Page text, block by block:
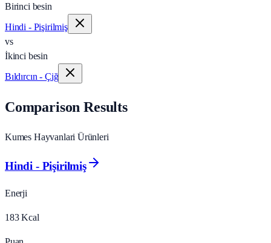
Birinci besin
Hindi - Pişirilmiş
vs
İkinci besin
Bıldırcın - Çiğ
Comparison Results
Kumes Hayvanlari Ürünleri
Hindi - Pişirilmiş
Enerji
183 Kcal